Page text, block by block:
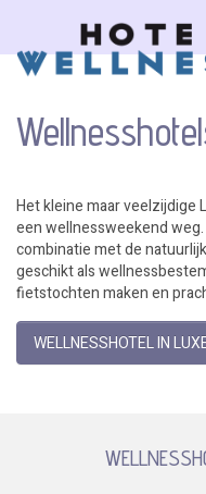
Het kleine maar
een wellnessweekend
combinatie met de
geschikt als
fietstochten maken en
WELLNESSHOTEL IN